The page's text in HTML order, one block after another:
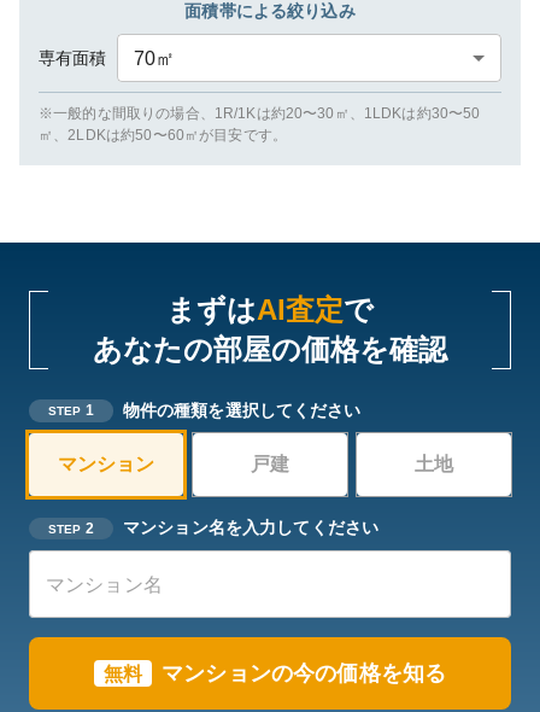
面積帯による絞り込み
専有面積 70㎡
※一般的な間取りの場合、1R/1Kは約20〜30㎡、1LDKは約30〜50
㎡、2LDKは約50〜60㎡が目安です。
まずはAI査定で
あなたの部屋の価格を確認
STEP 1 物件の種類を選択してください
マンション 戸建 土地
STEP 2 マンション名を入力してください
無料 マンションの今の価格を知る